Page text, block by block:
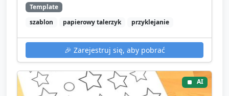
Template
szablon
papierowy talerzyk przyklejanie
🎉 Zarejestruj się, aby pobrać
AI